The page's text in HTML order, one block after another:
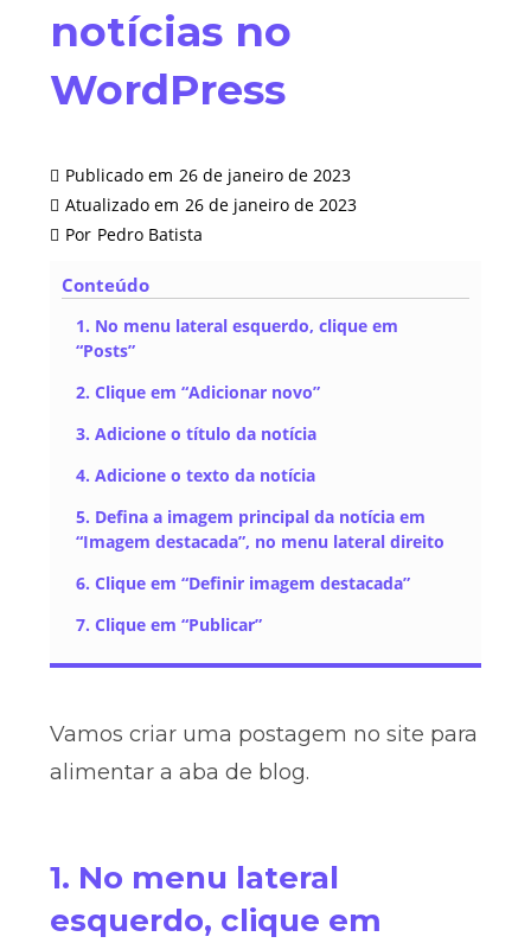
notícias no
WordPress
Publicado em 26 de janeiro de 2023
Atualizado em 26 de janeiro de 2023
Por Pedro Batista
Conteúdo
1. No menu lateral esquerdo, clique em
“Posts”
2. Clique em “Adicionar novo”
3. Adicione o título da notícia
4. Adicione o texto da notícia
5. Defina a imagem principal da notícia em
“Imagem destacada”, no menu lateral direito
6. Clique em “Definir imagem destacada”
7. Clique em “Publicar”
Vamos criar uma postagem no site para
alimentar a aba de blog.
1. No menu lateral
esquerdo, clique em